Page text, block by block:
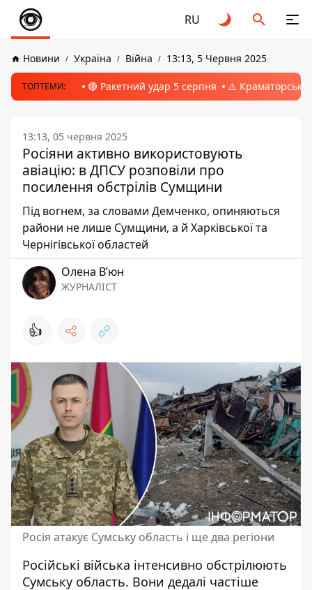
RU
Новини Україна Війна 13:13, 5 Червня 2025
ТОПТЕМИ: 🔴 Ракетний удар 5 серпня ⚠️ Краматорськ,
13:13, 05 червня 2025
Росіяни активно використовують
авіацію: в ДПСУ розповіли про
посилення обстрілів Сумщини
Під вогнем, за словами Демченко, опиняються
райони не лише Сумщини, а й Харківської та
Чернігівської областей
Олена Вʼюн
ЖУРНАЛІСТ
👍
Росія атакує Сумську область і ще два регіони
Російські війська інтенсивно обстрілюють
Сумську область. Вони дедалі частіше